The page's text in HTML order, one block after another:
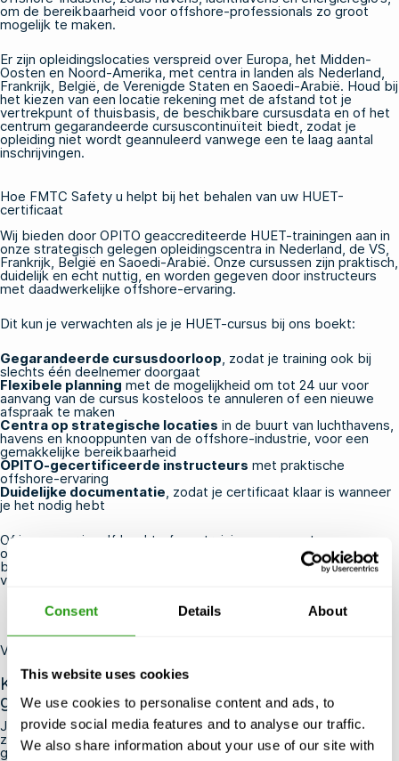
Consent Details About
This website uses cookies
We use cookies to personalise content and ads, to
provide social media features and to analyse our traffic.
We also share information about your use of our site with
om de bereikbaarheid voor offshore-professionals zo groot
mogelijk te maken.
Er zijn opleidingslocaties verspreid over Europa, het Midden-
Oosten en Noord-Amerika, met centra in landen als Nederland,
Frankrijk, België, de Verenigde Staten en Saoedi-Arabië. Houd bij
het kiezen van een locatie rekening met de afstand tot je
vertrekpunt of thuisbasis, de beschikbare cursusdata en of het
centrum gegarandeerde cursuscontinuïteit biedt, zodat je
opleiding niet wordt geannuleerd vanwege een te laag aantal
inschrijvingen.
Hoe FMTC Safety u helpt bij het behalen van uw HUET-
certificaat
Wij bieden door OPITO geaccrediteerde HUET-trainingen aan in
onze strategisch gelegen opleidingscentra in Nederland, de VS,
Frankrijk, België en Saoedi-Arabië. Onze cursussen zijn praktisch,
duidelijk en echt nuttig, en worden gegeven door instructeurs
met daadwerkelijke offshore-ervaring.
Dit kun je verwachten als je je HUET-cursus bij ons boekt:
Gegarandeerde cursusdoorloop , zodat je training ook bij
slechts één deelnemer doorgaat
Flexibele planning met de mogelijkheid om tot 24 uur voor
aanvang van de cursus kosteloos te annuleren of een nieuwe
afspraak te maken
Centra op strategische locaties in de buurt van luchthavens,
havens en knooppunten van de offshore-industrie, voor een
gemakkelijke bereikbaarheid
OPITO-gecertificeerde instructeurs met praktische
offshore-ervaring
Duidelijke documentatie , zodat je certificaat klaar is wanneer
je het nodig hebt
Of je nu voor jezelf boekt of een training voor een team
organiseert, wij maken het proces eenvoudig. Bekijk de
beschikbare data voor onze HUET-cursussen en reserveer
vandaag nog je plaats.
Veelgestelde vragen
Kan ik de HUET-training volgen als ik niet zo'n
goede zwemmer ben?
Ja, je kunt de HUET-training ook volgen als je geen sterke
zwemmer bent. De oefeningen vinden plaats in een
gecontroleerde zwembadomgeving, waarbij er te allen tijde